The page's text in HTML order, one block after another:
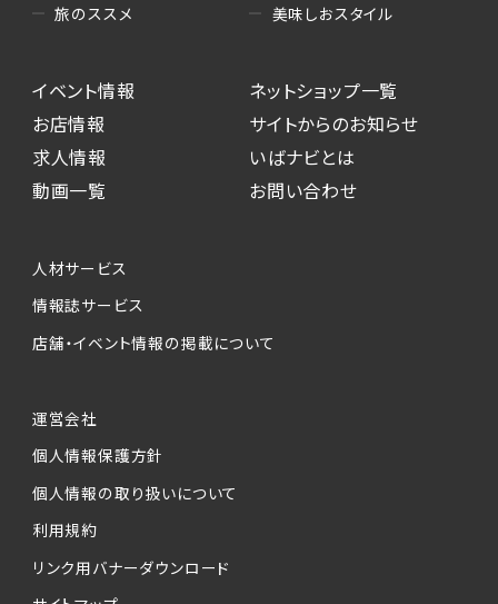
旅のススメ
美味しおスタイル
イベント情報
お店情報
求人情報
動画一覧
ネットショップ一覧
サイトからのお知らせ
いばナビとは
お問い合わせ
人材サービス
情報誌サービス
店舗・イベント情報の掲載について
運営会社
個人情報保護方針
個人情報の取り扱いについて
利用規約
リンク用バナーダウンロード